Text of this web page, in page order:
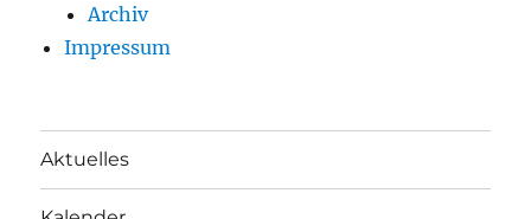
Archiv
Impressum
Aktuelles